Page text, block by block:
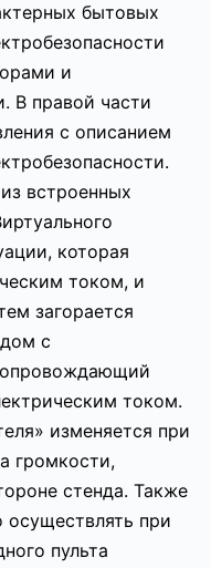
бытовых
и
В правой части
с описанием
встроенных
которая
током, и
загорается
с
током.
изменяется при
громкости,
стенда. Также
при
пульта